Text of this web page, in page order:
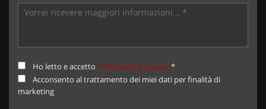
Ho letto e accetto l'informativa privacy*
Acconsento al trattamento dei miei dati per finalità di
marketing